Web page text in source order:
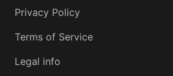
Privacy Policy
Terms of Service
Legal info